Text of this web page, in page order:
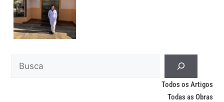
Todos os Artigos
Todas as Obras